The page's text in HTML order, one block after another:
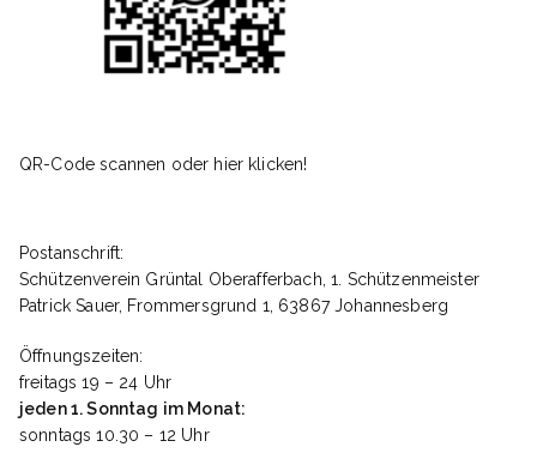
QR-Code scannen oder hier klicken!
Postanschrift:
Schützenverein Grüntal Oberafferbach, 1. Schützenmeister
Patrick Sauer, Frommersgrund 1, 63867 Johannesberg
Öffnungszeiten:
freitags 19 – 24 Uhr
jeden 1. Sonntag im Monat:
sonntags 10.30 – 12 Uhr